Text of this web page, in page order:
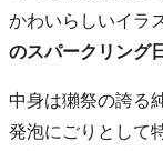
かわいらしいイラ
のスパークリング
中身は獺祭の誇る
発泡にごりとして